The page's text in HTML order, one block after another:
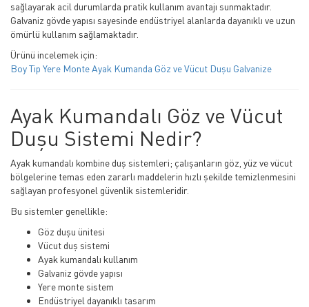
sağlayarak acil durumlarda pratik kullanım avantajı sunmaktadır.
Galvaniz gövde yapısı sayesinde endüstriyel alanlarda dayanıklı ve uzun
ömürlü kullanım sağlamaktadır.
Ürünü incelemek için:
Boy Tip Yere Monte Ayak Kumanda Göz ve Vücut Duşu Galvanize
Ayak Kumandalı Göz ve Vücut
Duşu Sistemi Nedir?
Ayak kumandalı kombine duş sistemleri; çalışanların göz, yüz ve vücut
bölgelerine temas eden zararlı maddelerin hızlı şekilde temizlenmesini
sağlayan profesyonel güvenlik sistemleridir.
Bu sistemler genellikle:
Göz duşu ünitesi
Vücut duş sistemi
Ayak kumandalı kullanım
Galvaniz gövde yapısı
Yere monte sistem
Endüstriyel dayanıklı tasarım